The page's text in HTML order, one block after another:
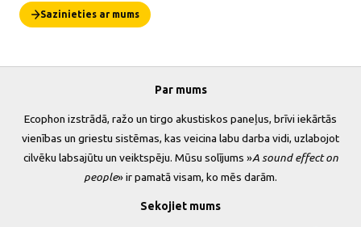
Sazinieties ar mums
Par mums
Ecophon izstrādā, ražo un tirgo akustiskos paneļus, brīvi iekārtās
vienības un griestu sistēmas, kas veicina labu darba vidi, uzlabojot
cilvēku labsajūtu un veiktspēju. Mūsu solījums »A sound effect on
people» ir pamatā visam, ko mēs darām.
Sekojiet mums